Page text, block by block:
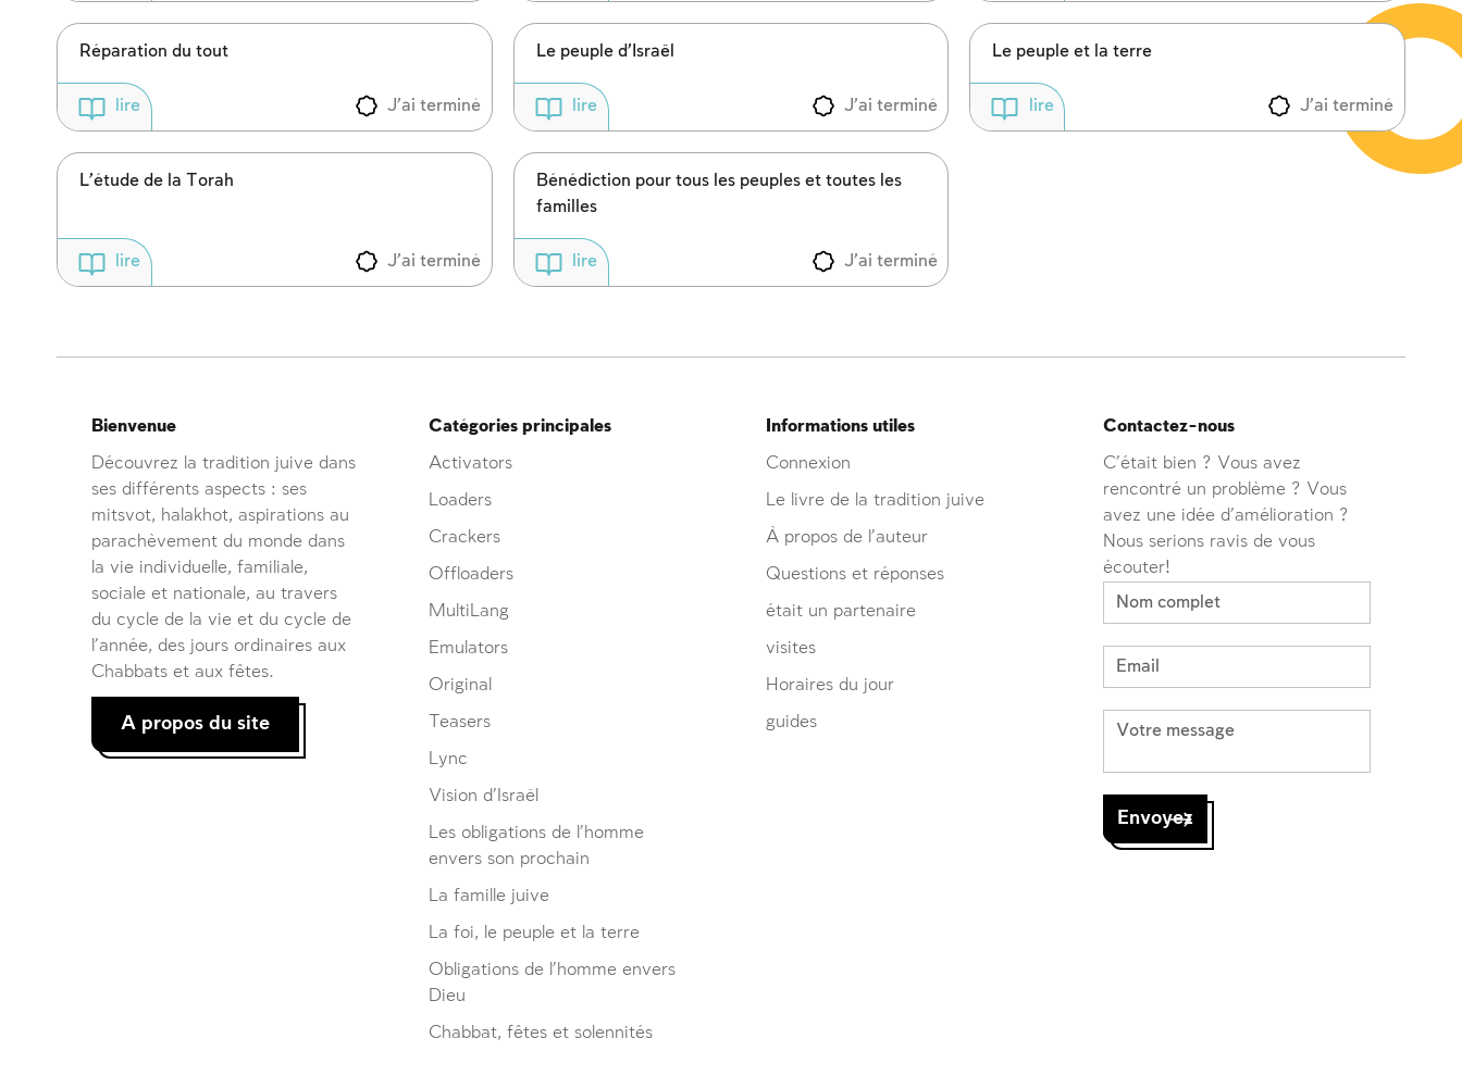
Réparation du tout
J'ai terminé
lire
Le peuple d’Israël
J'ai terminé
lire
Le peuple et la terre
J'ai terminé
lire
L’étude de la Torah
J'ai terminé
lire
Bénédiction pour tous les peuples et toutes les
familles
J'ai terminé
lire
Inscription requise
Afin d'enregistrer ce que vous avez étudié, vous
devez vous connectez ou vous inscrire.
Inscription
Contactez-nous
C'était bien ? Vous avez
rencontré un problème ? Vous
avez une idée d'amélioration ?
Nous serions ravis de vous
écouter!
Informations utiles
Connexion
Le livre de la tradition juive
À propos de l’auteur
Questions et réponses
était un partenaire
visites
Horaires du jour
guides
Catégories principales
Activators
Loaders
Crackers
Offloaders
MultiLang
Emulators
Original
Teasers
Lync
Vision d’Israël
Les obligations de l’homme
envers son prochain
La famille juive
La foi, le peuple et la terre
Obligations de l’homme envers
Dieu
Chabbat, fêtes et solennités
Bienvenue
Découvrez la tradition juive dans
ses différents aspects : ses
mitsvot, halakhot, aspirations au
parachèvement du monde dans
la vie individuelle, familiale,
sociale et nationale, au travers
du cycle de la vie et du cycle de
l’année, des jours ordinaires aux
Chabbats et aux fêtes.
A propos du site